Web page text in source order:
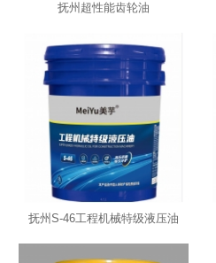
抚州超性能齿轮油
抚州S-46工程机械特级液压油